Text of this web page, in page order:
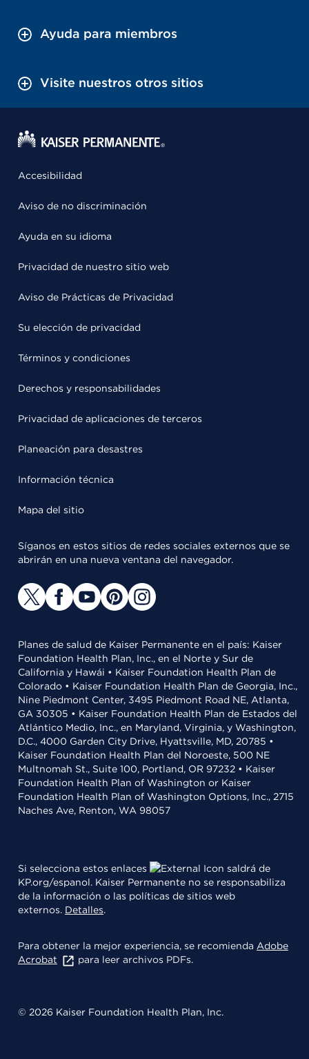
Ayuda para miembros
Visite nuestros otros sitios
Accesibilidad
Aviso de no discriminación
Ayuda en su idioma
Privacidad de nuestro sitio web
Aviso de Prácticas de Privacidad
Su elección de privacidad
Términos y condiciones
Derechos y responsabilidades
Privacidad de aplicaciones de terceros
Planeación para desastres
Información técnica
Mapa del sitio
Síganos en estos sitios de redes sociales externos que se
abrirán en una nueva ventana del navegador.
Planes de salud de Kaiser Permanente en el país: Kaiser
Foundation Health Plan, Inc., en el Norte y Sur de
California y Hawái • Kaiser Foundation Health Plan de
Colorado • Kaiser Foundation Health Plan de Georgia, Inc.,
Nine Piedmont Center, 3495 Piedmont Road NE, Atlanta,
GA 30305 • Kaiser Foundation Health Plan de Estados del
Atlántico Medio, Inc., en Maryland, Virginia, y Washington,
D.C., 4000 Garden City Drive, Hyattsville, MD, 20785 •
Kaiser Foundation Health Plan del Noroeste, 500 NE
Multnomah St., Suite 100, Portland, OR 97232 • Kaiser
Foundation Health Plan of Washington or Kaiser
Foundation Health Plan of Washington Options, Inc., 2715
Naches Ave, Renton, WA 98057
Si selecciona estos enlaces
saldrá de
KP.org/espanol. Kaiser Permanente no se responsabiliza
de la información o las políticas de sitios web
externos. Detalles.
Para obtener la mejor experiencia, se recomienda Adobe
Acrobat
para leer archivos PDFs.
© 2026 Kaiser Foundation Health Plan, Inc.